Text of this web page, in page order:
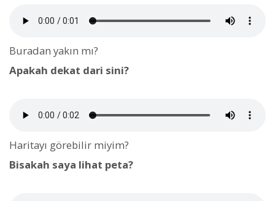
Buradan yakın mı?
Apakah dekat dari sini?
Haritayı görebilir miyim?
Bisakah saya lihat peta?